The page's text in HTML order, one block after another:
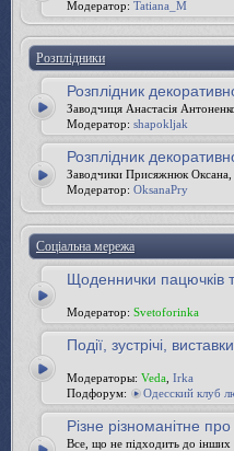
Модератор: Tatiana_M
Розплідники
Розплідник
Заводчиця Анастасія
Модератор: shapokljak
Розплідник
Заводчики Присяжнюк
Модератор: OksanaPry
Соціальна мережа
Щоденнички пацючків
Модератор: Svetoforinka
Події, зустрічі, виставки
Модераторы: Veda Irka
Подфорум:
Одесский клуб
Різне різноманітне
Все, що не підходить до інших